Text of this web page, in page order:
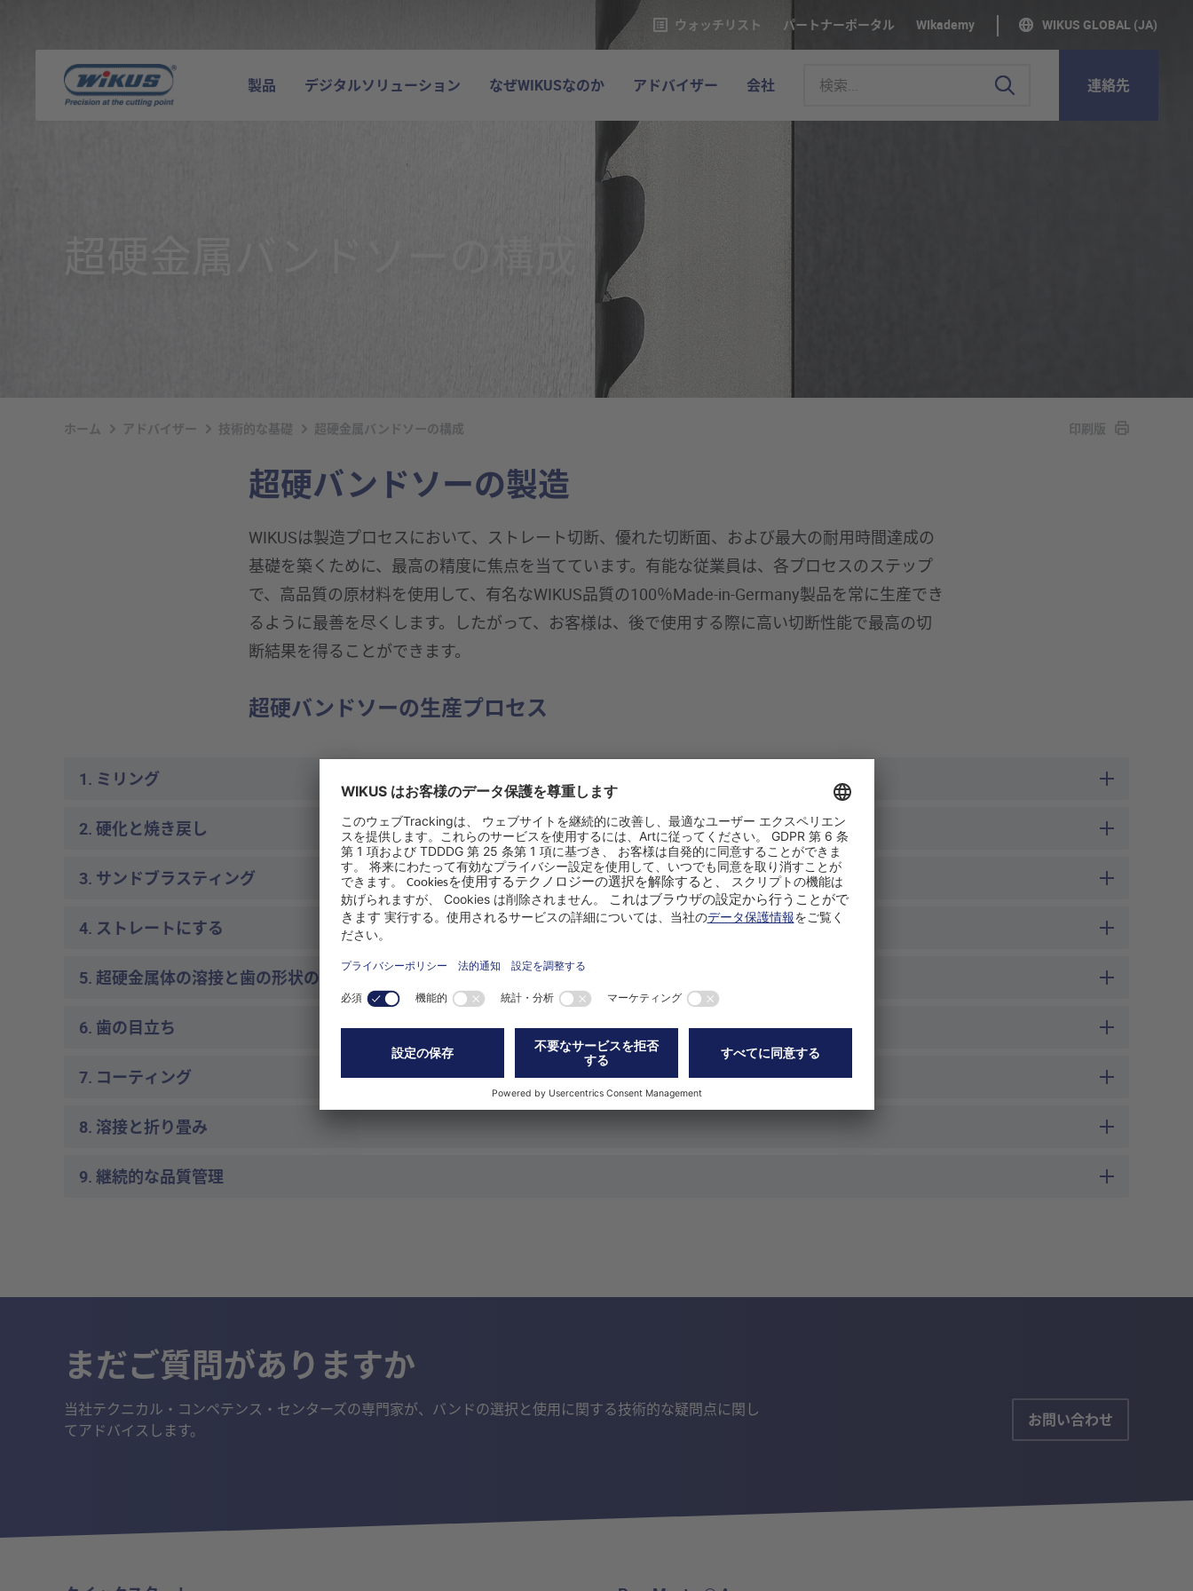
ウォッチリスト パートナーポータル WIkademy WIKUS GLOBAL (JA)
製品 デジタルソリューション なぜWIKUSなのか アドバイザー 会社 連絡先
超硬金属バンドソーの構成
ホーム アドバイザー 技術的な基礎 超硬金属バンドソーの構成 印刷版
超硬バンドソーの製造
WIKUSは製造プロセスにおいて、ストレート切断、優れた切断面、および最大の耐用時間達成の
基礎を築くために、最高の精度に焦点を当てています。有能な従業員は、各プロセスのステップ
で、高品質の原材料を使用して、有名なWIKUS品質の100％Made-in-Germany製品を常に生産でき
るように最善を尽くします。したがって、お客様は、後で使用する際に高い切断性能で最高の切
断結果を得ることができます。
超硬バンドソーの生産プロセス
1. ミリング
2. 硬化と焼き戻し
3. サンドブラスティング
4. ストレートにする
5. 超硬金属体の溶接と歯の形状の研磨
6. 歯の目立ち
7. コーティング
8. 溶接と折り畳み
9. 継続的な品質管理
まだご質問がありますか
当社テクニカル・コンペテンス・センターズの専門家が、バンドの選択と使用に関する技術的な疑問点に関し
てアドバイスします。
お問い合わせ